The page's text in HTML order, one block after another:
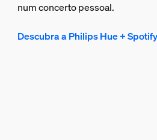
num concerto pessoal.
Descubra a Philips Hue + Spotify